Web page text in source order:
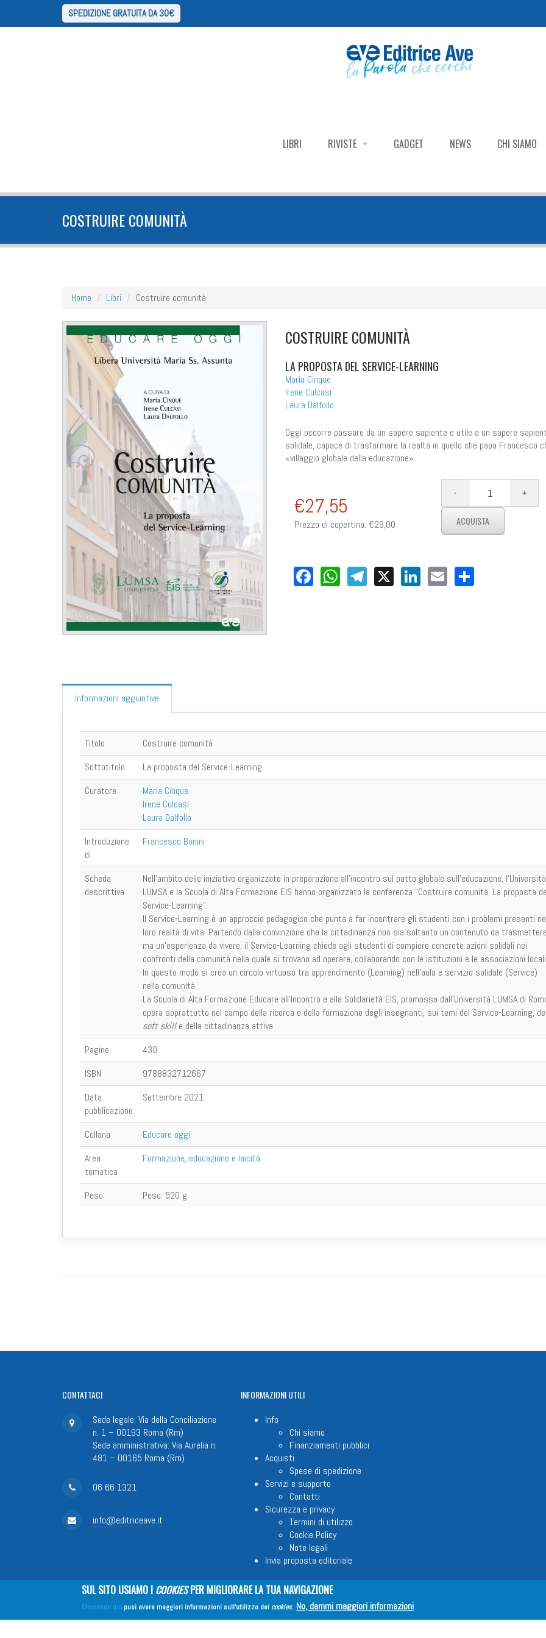
SPEDIZIONE GRATUITA DA 30€
LIBRI RIVISTE GADGET NEWS CHI SIAMO
COSTRUIRE COMUNITÀ
Home Libri Costruire comunità
COSTRUIRE COMUNITÀ
LA PROPOSTA DEL SERVICE-LEARNING
Maria Cinque
Irene Culcasi
Laura Dalfollo
Oggi occorre passare da un sapere sapiente e utile a un sapere
solidale, capace di trasformare la realtà in quello che papa Francesco
«villaggio globale della educazione».
€27,55
Prezzo di copertina: €29,00
Facebook
WhatsApp
Telegram
X LinkedIn
EmailShare
Informazioni aggiuntive
Titolo
Costruire comunità
Sottotitolo
La proposta del Service-Learning
Curatore
Maria Cinque
Irene Culcasi
Laura Dalfollo
Introduzione
di
Francesco Bonini
Scheda
descrittiva
Nell’ambito delle iniziative organizzate in pre­parazione all’incontro sul patto globale sull’e­ducazione, l’Università
LUMSA e la Scuola di Alta Formazione EIS hanno organizzato la conferenza “Costruire comunità. La proposta
Service-Learning”.
Il Service-Learning è un approccio pedagogico che punta a far incontrare gli studenti con i problemi presenti
loro realtà di vita. Partendo dalla convinzione che la cittadinanza non sia soltanto un contenuto da
ma un’esperienza da vivere, il Service-Learning chiede agli studenti di compiere concrete azioni solidali nei
confronti della comunità nella quale si trovano ad operare, collaborando con le istituzioni e le associazioni
In questo modo si crea un circolo virtuoso tra apprendimento (Learning) nell’aula e servizio solidale (Service)
nella comunità.
La Scuola di Alta Formazione Educare all’Incontro e alla Solidarietà EIS, promossa dall’Università LUMSA di
opera soprattutto nel campo della ricerca e della formazione degli insegnanti, sui temi del Service-Learning,
soft skille della cittadinanza attiva.
Pagine
430
ISBN
9788832712667
Data
pubblicazione
Settembre 2021
Collana
Educare oggi
Area
tematica
Formazione, educazione e laicità
Peso Peso: 520 g
CONTATTACI
Sede legale: Via della Conciliazione
n. 1 – 00193 Roma (Rm)
Sede amministrativa: Via Aurelia n.
481 – 00165 Roma (Rm)
06 66 1321
info@editriceave.it
INFORMAZIONIUTILI
Info
Chi siamo
Finanziamenti pubblici
Acquisti
Spese di spedizione
Servizi e supporto
Contatti
Sicurezza e privacy
Termini di utilizzo
Cookie Policy
Note legali
Invia proposta editoriale
Fondazione Apostolicam Actuositatem ETS © 2023 - P.I. 05398481001 - C.F 96306220581 - REA 888781
SUL SITO USIAMO I COOKIESPER MIGLIORARE LA TUA NAVIGAZIONE
Cliccando qui puoi avere maggiori informazioni sull'utilizzo dei cookies. No, dammi maggiori informazioni